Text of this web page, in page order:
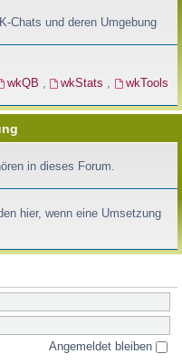
Chats und deren Umgebung
wkQB , wkStats ,
wkTools
in dieses Forum.
hier, wenn eine Umsetzung
Angemeldet bleiben